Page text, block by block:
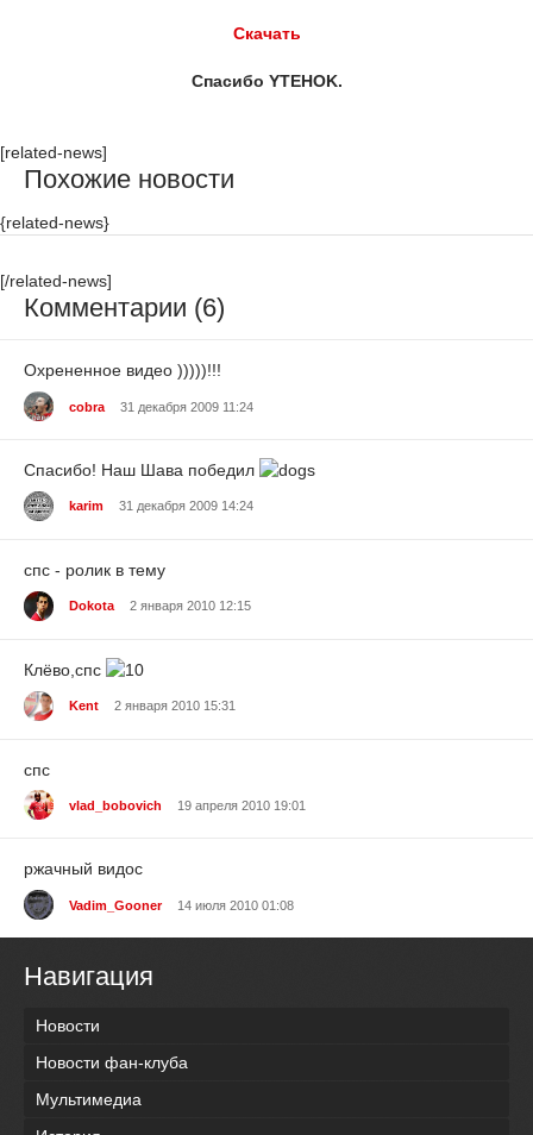
Скачать
Спасибо YTEHOK.
[related-news]
Похожие новости
{related-news}
[/related-news]
Комментарии (6)
Охрененное видео )))))!!!
cobra 31 декабря 2009 11:24
Спасибо! Наш Шава победил
karim 31 декабря 2009 14:24
спс - ролик в тему
Dokota 2 января 2010 12:15
Клёво,спс
Kent 2 января 2010 15:31
спс
vlad_bobovich 19 апреля 2010 19:01
ржачный видос
Vadim_Gooner 14 июля 2010 01:08
Навигация
Новости
Новости фан-клуба
Мультимедиа